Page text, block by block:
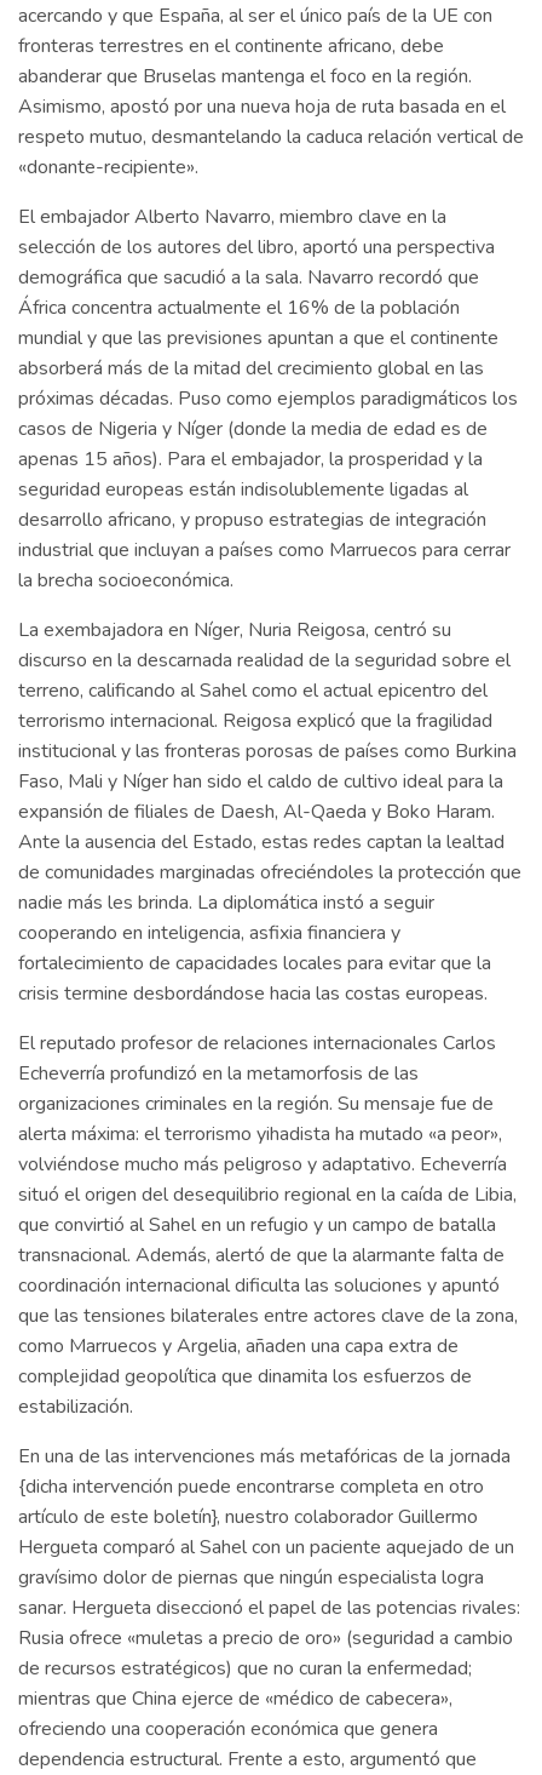
acercando y que España, al ser el único país de la UE con
fronteras terrestres en el continente africano, debe
abanderar que Bruselas mantenga el foco en la región.
Asimismo, apostó por una nueva hoja de ruta basada en el
respeto mutuo, desmantelando la caduca relación vertical de
«donante-recipiente».
El embajador Alberto Navarro, miembro clave en la
selección de los autores del libro, aportó una perspectiva
demográfica que sacudió a la sala. Navarro recordó que
África concentra actualmente el 16% de la población
mundial y que las previsiones apuntan a que el continente
absorberá más de la mitad del crecimiento global en las
próximas décadas. Puso como ejemplos paradigmáticos los
casos de Nigeria y Níger (donde la media de edad es de
apenas 15 años). Para el embajador, la prosperidad y la
seguridad europeas están indisolublemente ligadas al
desarrollo africano, y propuso estrategias de integración
industrial que incluyan a países como Marruecos para cerrar
la brecha socioeconómica.
La exembajadora en Níger, Nuria Reigosa, centró su
discurso en la descarnada realidad de la seguridad sobre el
terreno, calificando al Sahel como el actual epicentro del
terrorismo internacional. Reigosa explicó que la fragilidad
institucional y las fronteras porosas de países como Burkina
Faso, Mali y Níger han sido el caldo de cultivo ideal para la
expansión de filiales de Daesh, Al-Qaeda y Boko Haram.
Ante la ausencia del Estado, estas redes captan la lealtad
de comunidades marginadas ofreciéndoles la protección que
nadie más les brinda. La diplomática instó a seguir
cooperando en inteligencia, asfixia financiera y
fortalecimiento de capacidades locales para evitar que la
crisis termine desbordándose hacia las costas europeas.
El reputado profesor de relaciones internacionales Carlos
Echeverría profundizó en la metamorfosis de las
organizaciones criminales en la región. Su mensaje fue de
alerta máxima: el terrorismo yihadista ha mutado «a peor»,
volviéndose mucho más peligroso y adaptativo. Echeverría
situó el origen del desequilibrio regional en la caída de Libia,
que convirtió al Sahel en un refugio y un campo de batalla
transnacional. Además, alertó de que la alarmante falta de
coordinación internacional dificulta las soluciones y apuntó
que las tensiones bilaterales entre actores clave de la zona,
como Marruecos y Argelia, añaden una capa extra de
complejidad geopolítica que dinamita los esfuerzos de
estabilización.
En una de las intervenciones más metafóricas de la jornada
{dicha intervención puede encontrarse completa en otro
artículo de este boletín}, nuestro colaborador Guillermo
Hergueta comparó al Sahel con un paciente aquejado de un
gravísimo dolor de piernas que ningún especialista logra
sanar. Hergueta diseccionó el papel de las potencias rivales:
Rusia ofrece «muletas a precio de oro» (seguridad a cambio
de recursos estratégicos) que no curan la enfermedad;
mientras que China ejerce de «médico de cabecera»,
ofreciendo una cooperación económica que genera
dependencia estructural. Frente a esto, argumentó que